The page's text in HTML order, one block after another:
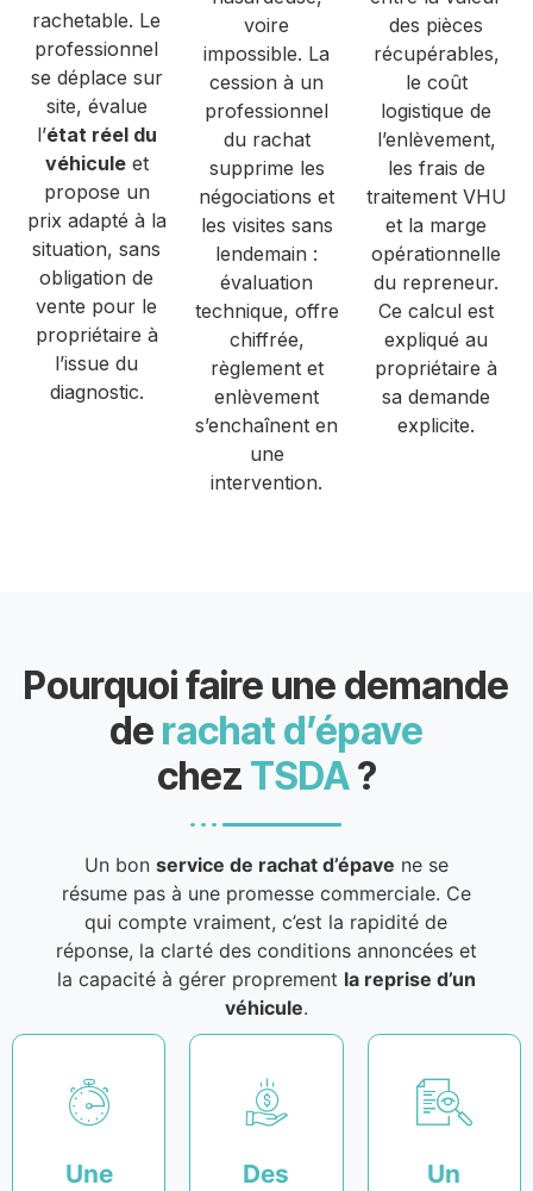
rachetable. Le
professionnel
se déplace sur
site, évalue
l’état réel du
véhiculeet
propose un
prix adapté à la
situation, sans
obligation de
vente pour le
propriétaire à
l’issue du
diagnostic.
voire
impossible. La
cession à un
professionnel
du rachat
supprime les
négociations et
les visites sans
lendemain :
évaluation
technique, offre
chiffrée,
règlement et
enlèvement
s’enchaînent en
une
intervention.
des pièces
récupérables,
le coût
logistique de
l’enlèvement,
les frais de
traitement VHU
et la marge
opérationnelle
du repreneur.
Ce calcul est
expliqué au
propriétaire à
sa demande
explicite.
Pourquoi faire une demande
de rachat d’épave
chez TSDA?
Un bon service de rachat d’épave ne se
résume pas à une promesse commerciale. Ce
qui compte vraiment, c’est la rapidité de
réponse, la clarté des conditions annoncées et
la capacité à gérer proprement la reprise d’un
véhicule.
Une
Des
Un